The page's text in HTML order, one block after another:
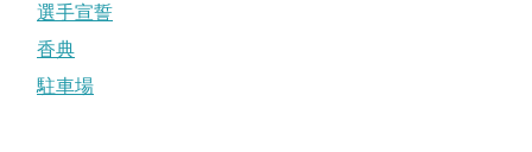
選手宣誓
香典
駐車場